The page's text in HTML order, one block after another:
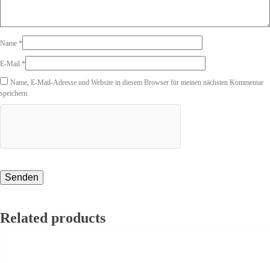
Name *
E-Mail *
Name, E-Mail-Adresse und Website in diesem Browser für meinen nächsten Kommentar
speichern.
Related products